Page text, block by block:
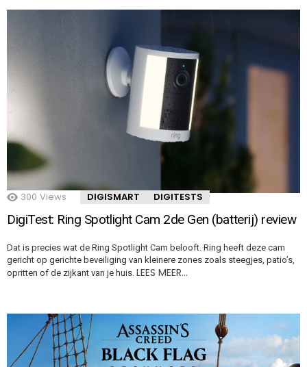
300 Views DIGISMART DIGITESTS
DigiTest: Ring Spotlight Cam 2de Gen (batterij) review
Dat is precies wat de Ring Spotlight Cam belooft. Ring heeft deze cam
gericht op gerichte beveiliging van kleinere zones zoals steegjes, patio’s,
opritten of de zijkant van je huis. LEES MEER…